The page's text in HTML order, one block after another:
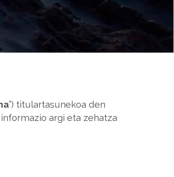
”) titulartasunekoa den
argi eta zehatza